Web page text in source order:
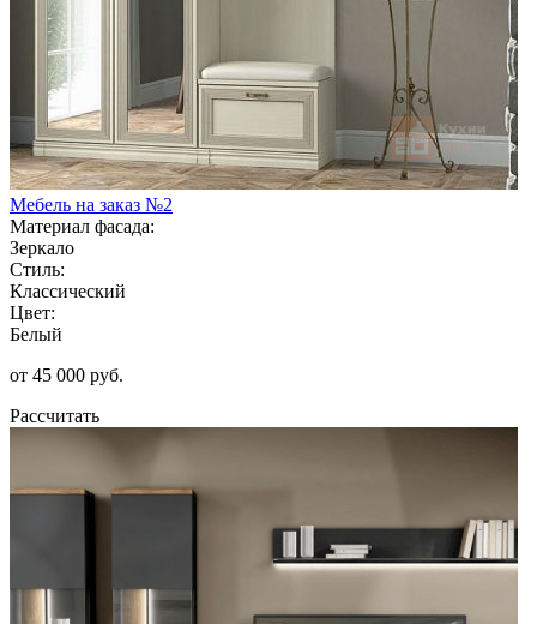
Мебель на заказ №2
Материал фасада:
Зеркало
Стиль:
Классический
Цвет:
Белый
от 45 000 руб.
Рассчитать